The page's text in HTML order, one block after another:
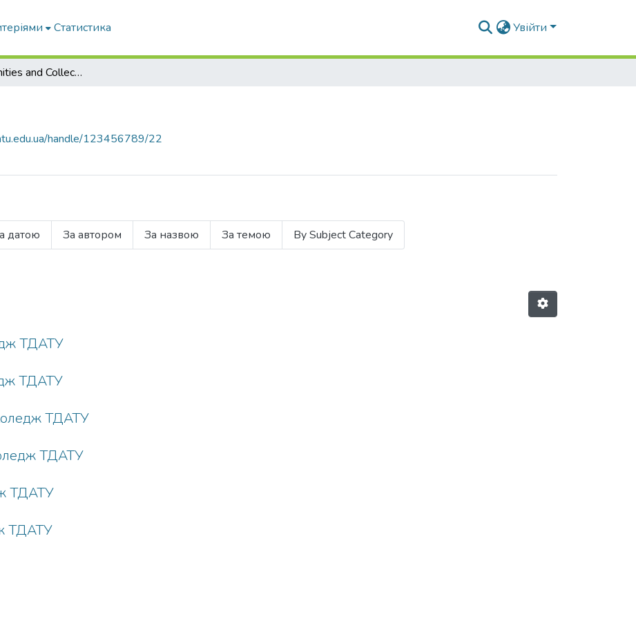
Статистика Увійти
Subcommunities and Collections
handle/123456789/22
датою За автором За назвою За темою By Subject Category
ТДАТУ
ТДАТУ
ТДАТУ
ТДАТУ
ТДАТУ
ТДАТУ